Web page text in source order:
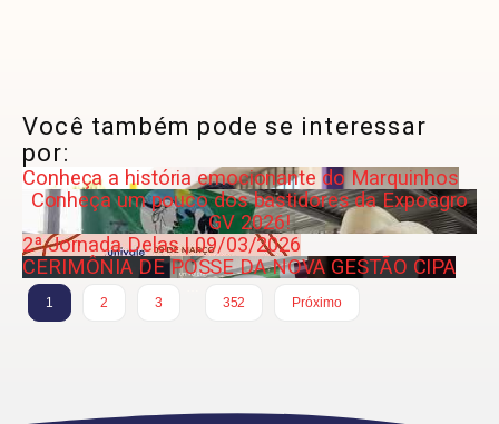
Você também pode se interessar
por:
Conheça a história emocionante do Marquinhos
Conheça um pouco dos bastidores da Expoagro
GV 2026!
2ª Jornada Delas | 09/03/2026
CERIMÔNIA DE POSSE DA NOVA GESTÃO CIPA
1 2 3
352
Próximo